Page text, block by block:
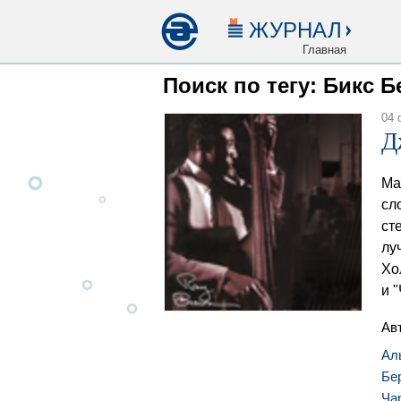
ЖУРНАЛ
Главная
Поиск по тегу: Бикс
04
и